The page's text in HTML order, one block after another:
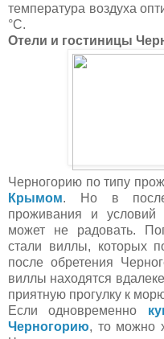
температура воздуха
°C.
Отели и гостиницы
Черногорию по типу
Крымом. Но в
проживания и условий
может не радовать.
стали виллы, которых
после обретения
виллы находятся
приятную прогулку к
Если одновременно
Черногорию, то можно